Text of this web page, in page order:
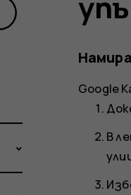
Google
В